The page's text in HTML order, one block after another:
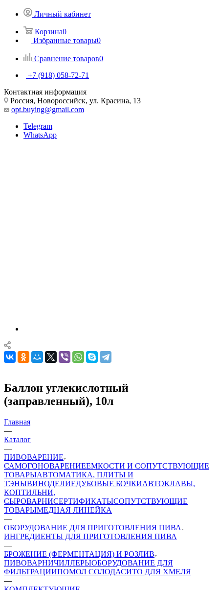
Личный кабинет
Корзина0
Избранные товары0
Сравнение товаров0
+7 (918) 058-72-71
Контактная информация
Россия, Новороссийск, ул. Красина, 13
opt.buying@gmail.com
Telegram
WhatsApp
Баллон углекислотный
(заправленный), 10л
Главная
—
Каталог
—
ПИВОВАРЕНИЕ
САМОГОНОВАРЕНИЕЕМКОСТИ И СОПУТСТВУЮЩИЕ
ТОВАРЫАВТОМАТИКА, ПЛИТЫ И
ТЭНЫВИНОДЕЛИЕДУБОВЫЕ БОЧКИАВТОКЛАВЫ,
КОПТИЛЬНИ,
СЫРОВАРНИСЕРТИФИКАТЫСОПУТСТВУЮЩИЕ
ТОВАРЫМЕДНАЯ ЛИНЕЙКА
—
ОБОРУДОВАНИЕ ДЛЯ ПРИГОТОВЛЕНИЯ ПИВА
ИНГPЕДИЕНТЫ ДЛЯ ПРИГОТОВЛЕНИЯ ПИВА
—
БРОЖЕНИЕ (ФЕРМЕНТАЦИЯ) И РОЗЛИВ
ПИВОВАРНИЧИЛЛЕРЫОБОРУДОВАНИЕ ДЛЯ
ФИЛЬТРАЦИИПОМОЛ СОЛОДАСИТО ДЛЯ ХМЕЛЯ
—